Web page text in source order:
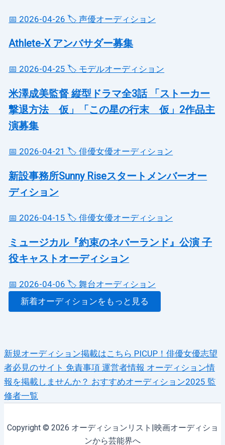
📅 2026-04-26 🏷️ 声優オーディション
Athlete-X アンバサダー募集
📅 2026-04-25 🏷️ モデルオーディション
米澤成美監督 縦型ドラマ全3話 「ストーカー
撃退方法 仮」「この星の行末 仮」2作品主
演募集
📅 2026-04-21 🏷️ 俳優女優オーディション
新設事務所Sunny Riseスタートメンバーオー
ディション
📅 2026-04-15 🏷️ 俳優女優オーディション
ミュージカル『約束のネバーランド』公演 子
役キャストオーディション
📅 2026-04-06 🏷️ 舞台オーディション
新着オーディションをもっと見る
新規オーディション掲載はこちら PICUP！俳優女優志望
者必見のサイト 免責事項 運営者情報 オーディション情
報を掲載しませんか？ おすすめオーディション2025 監
修者一覧
Copyright © 2026 オーディションリスト|映画オーディショ
ンから芸能界へ